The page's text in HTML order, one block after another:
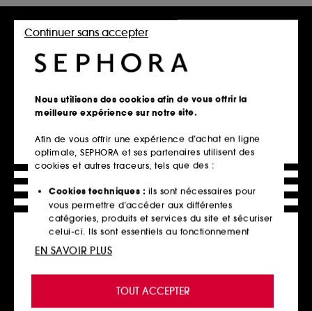
Courts ou longs, les cheveux homme ont besoin de soins
pour rester forts et brillants. Alors on dégaine le shampoing
huile... De quoi limiter la casse et la chute! Sephora vous
accompagne pour trouver votre routine idéale.
Retrait en magasin
Click & Collect en 2h offert
En savoir plus
Livraison standard offerte
à domicile dès 60€ en France
métropolitaine et Monaco
Nous utilisons des cookies afin de vous offrir la
meilleure expérience sur notre site.
Afin de vous offrir une expérience d’achat en ligne
optimale, SEPHORA et ses partenaires utilisent des
cookies et autres traceurs, tels que des :
Cookies techniques : ils sont nécessaires pour
vous permettre d’accéder aux différentes
catégories, produits et services du site et sécuriser
celui-ci. Ils sont essentiels au fonctionnement
technique du site et ne peuvent être désactivés.
de vous offrir une expérience enrichie et
personnalisée en vous recommandant des
TOUT ACCEPTER
Continuer sans accepter
EN SAVOIR PLUS